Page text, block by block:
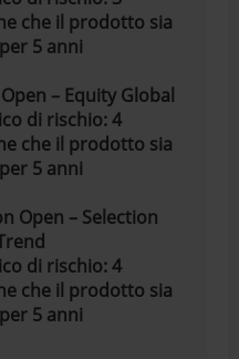
che il prodotto sia
5 anni
– Equity Global
di rischio: 4
che il prodotto sia
5 anni
Open – Selection
di rischio: 4
che il prodotto sia
5 anni